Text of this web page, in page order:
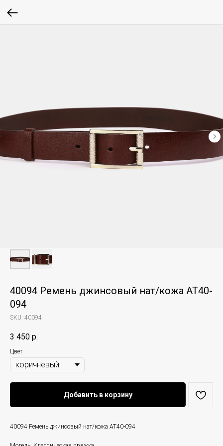
40094 Ремень джинсовый нат/кожа AT40-
094
SKU: 40094
3 450 р.
Цвет
Добавить в корзину
40094 Ремень джинсовый нат/кожа AT40-094